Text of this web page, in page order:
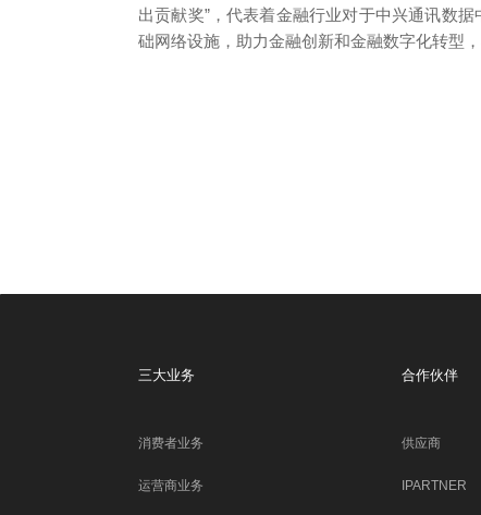
出贡献奖”，代表着金融行业对于中兴通讯数
础网络设施，助力金融创新和金融数字化转型
三大业务
消费者业务
运营商业务
合作伙伴
供应商
IPARTNER